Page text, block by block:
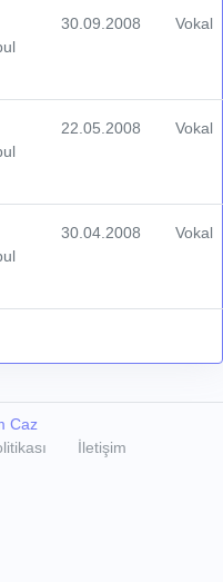
30.09.2008 Vokal
22.05.2008 Vokal
30.04.2008 Vokal
Caz
İletişim